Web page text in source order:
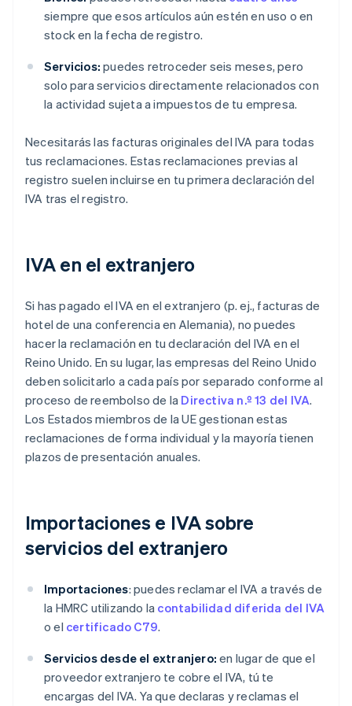
siempre que esos artículos aún estén en uso o en
stock en la fecha de registro.
Servicios: puedes retroceder seis meses, pero
solo para servicios directamente relacionados con
la actividad sujeta a impuestos de tu empresa.
Necesitarás las facturas originales del IVA para todas
tus reclamaciones. Estas reclamaciones previas al
registro suelen incluirse en tu primera declaración del
IVA tras el registro.
IVA en el extranjero
Si has pagado el IVA en el extranjero (p. ej., facturas de
hotel de una conferencia en Alemania), no puedes
hacer la reclamación en tu declaración del IVA en el
Reino Unido. En su lugar, las empresas del Reino Unido
deben solicitarlo a cada país por separado conforme al
proceso de reembolso de la Directiva n.º 13 del IVA.
Los Estados miembros de la UE gestionan estas
reclamaciones de forma individual y la mayoría tienen
plazos de presentación anuales.
Importaciones e IVA sobre
servicios del extranjero
Importaciones: puedes reclamar el IVA a través de
la HMRC utilizando la contabilidad diferida del IVA
o el certificado C79.
Servicios desde el extranjero: en lugar de que el
proveedor extranjero te cobre el IVA, tú te
encargas del IVA. Ya que declaras y reclamas el